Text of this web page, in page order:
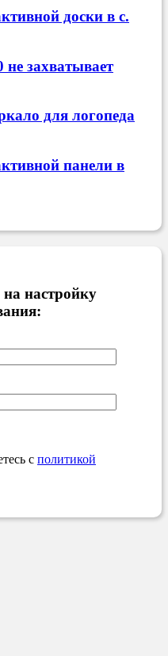
доски в с.
захватывает
для логопеда
панели в
на настройку
с политикой